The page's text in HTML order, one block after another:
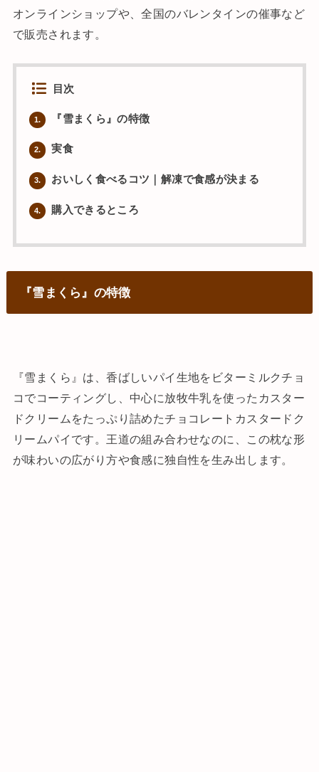
オンラインショップや、全国のバレンタインの催事など
で販売されます。
目次
1. 『雪まくら』の特徴
2. 実食
3. おいしく食べるコツ｜解凍で食感が決まる
4. 購入できるところ
『雪まくら』の特徴
『雪まくら』は、香ばしいパイ生地をビターミルクチョ
コでコーティングし、中心に放牧牛乳を使ったカスター
ドクリームをたっぷり詰めたチョコレートカスタードク
リームパイです。王道の組み合わせなのに、この枕な形
が味わいの広がり方や食感に独自性を生み出します。